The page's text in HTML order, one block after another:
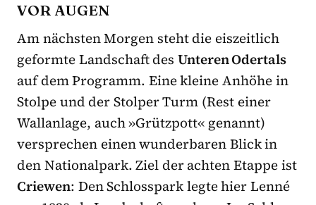
VOR AUGEN
Am nächsten Morgen steht die eiszeitlich
geformte Landschaft des Unteren Odertals
auf dem Programm. Eine kleine Anhöhe in
Stolpe und der Stolper Turm (Rest einer
Wallanlage, auch »Grützpott« genannt)
versprechen einen wunderbaren Blick in
den Nationalpark. Ziel der achten Etappe ist
Criewen: Den Schlosspark legte hier Lenné